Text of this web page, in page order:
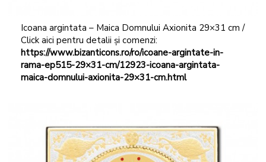
Icoana argintata – Maica Domnului Axionita 29×31 cm /
Click aici pentru detalii și comenzi:
https://www.bizanticons.ro/ro/icoane-argintate-in-
rama-ep515-29×31-cm/12923-icoana-argintata-
maica-domnului-axionita-29×31-cm.html